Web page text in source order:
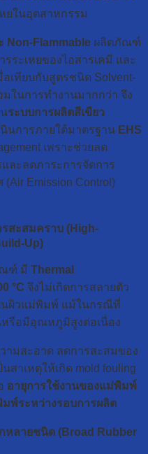
ยในอุตสาหกรรม
Non-Flammable ผลิตภัณฑ์
ระเหยของไอสารเคมี และ
เทียบกับสูตรชนิด Solvent-
ในการทำงานมากกว่า จึง
ระบบการผลิตสีเขียว
นินการภายใต้มาตรฐาน EHS
เพราะช่วยลด
ละลดภาระการจัดการ
Emission Control)
สะสมคราบ (High-
Up)
ณฑ์ มี Thermal
°C จึงไม่เกิดการสลายตัว
นผิวแม่พิมพ์ แม้ในกรณีที่
หรือมีอุณหภูมิสูงต่อเนื่อง
มสะอาด ลดการสะสมของ
สาเหตุให้เกิด mold fouling
อายุการใช้งานของแม่พิมพ์
พ์ระหว่างรอบการผลิต
หลายชนิด (Broad Rubber